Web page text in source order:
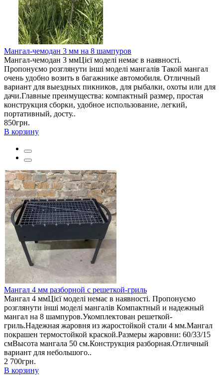
Мангал-чемодан 3 мм на 8 шампуров
Мангал-чемодан 3 ммЦієї моделі немає в наявності.
Пропонуємо розглянути інші моделі мангалів Такой мангал
очень удобно возить в багажнике автомобиля. Отличный
вариант для выездных пикников, для рыбалки, охоты или для
дачи.Главные преимущества: компактный размер, простая
конструкция сборки, удобное использование, легкий,
портативный, досту..
850грн.
В корзину
Мангал 4 мм разборной с решеткой-гриль
Мангал 4 мм Цієї моделі немає в наявності. Пропонуємо
розглянути інші моделі мангалів Компактный и надежный
мангал на 8 шампуров.Укомплектован решеткой-
гриль.Надежная жаровня из жаростойкой стали 4 мм.Мангал
покрашен термостойкой краской.Размеры жаровни: 60/33/15
смВысота мангала 50 см.Конструкция разборная.Отличный
вариант для небольшого..
2 700грн.
В корзину